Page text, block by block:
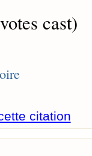
cast)
citation